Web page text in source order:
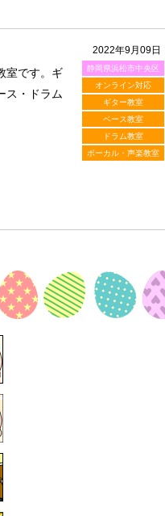
2022年9月09日
静岡県浜松市中央区
オンライン対応
ギター教室
ベース教室
ドラム教室
ボーカル・声楽教室
室です。ギ
ス・ドラム